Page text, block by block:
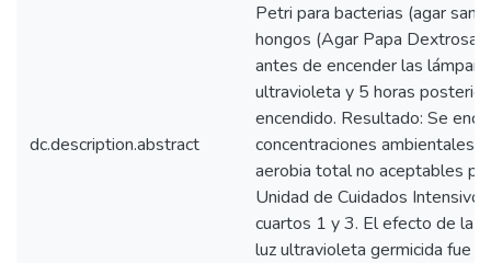
dc.description.abstract
Petri para bacterias (agar
hongos (Agar Papa Dextrosa
antes de encender las
ultravioleta y 5 horas
encendido. Resultado: Se
concentraciones ambientales
aerobia total no aceptables
Unidad de Cuidados
cuartos 1 y 3. El efecto de la
luz ultravioleta germicida fue